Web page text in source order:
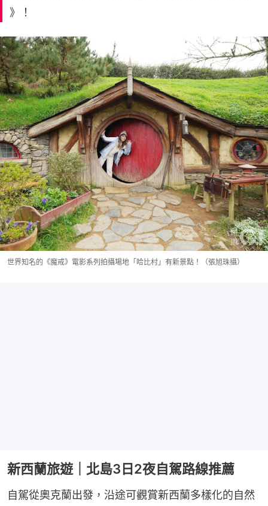
》！
世界知名的《魔戒》電影系列拍攝場地「哈比村」有新景點！（張旭珠攝）
新西蘭旅遊｜北島3日2夜自駕路線推薦
自駕從奧克蘭出發，沿途可觀賞新西蘭多樣化的自然